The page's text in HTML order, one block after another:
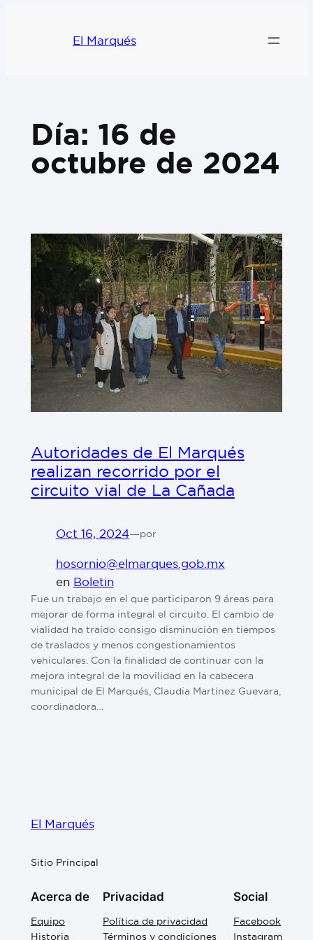
El Marqués
Día: 16 de
octubre de 2024
Autoridades de El Marqués
realizan recorrido por el
circuito vial de La Cañada
Oct 16, 2024—por
hosornio@elmarques.gob.mx
en Boletin
⁠⁠Fue un trabajo en el que participaron 9 áreas para
mejorar de forma integral el circuito. ⁠⁠El cambio de
vialidad ha traído consigo disminución en tiempos
de traslados y menos congestionamientos
vehiculares. Con la finalidad de continuar con la
mejora integral de la movilidad en la cabecera
municipal de El Marqués, Claudia Martínez Guevara,
coordinadora…
El Marqués
Sitio Principal
Acerca de
Equipo
Historia
Privacidad
Política de privacidad
Términos y condiciones
Social
Facebook
Instagram